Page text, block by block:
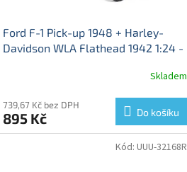
Ford F-1 Pick-up 1948 + Harley-
Davidson WLA Flathead 1942 1:24 -
Skladem
739,67 Kč bez DPH
895 Kč Do košíku
Kód: UUU-32168R